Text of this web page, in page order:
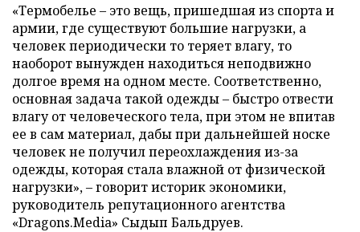
«Термобелье – это вещь, пришедшая из спорта и
армии, где существуют большие нагрузки, а
человек периодически то теряет влагу, то
наоборот вынужден находиться неподвижно
долгое время на одном месте. Соответственно,
основная задача такой одежды – быстро отвести
влагу от человеческого тела, при этом не впитав
ее в сам материал, дабы при дальнейшей носке
человек не получил переохлаждения из-за
одежды, которая стала влажной от физической
нагрузки», – говорит историк экономики,
руководитель репутационного агентства
«Dragons.Media» Сыдып Бальдруев.